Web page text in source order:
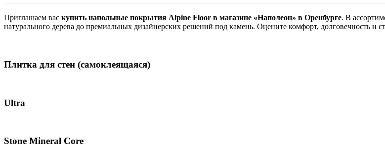
Приглашаем вас купить напольные покрытия Alpine Floor в магазине «Наполеон» в Оренбурге. В
натурального дерева до премиальных дизайнерских решений под камень. Оцените комфорт, долговечность и
Плитка для стен (самоклеящаяся)
Ultra
Stone Mineral Core